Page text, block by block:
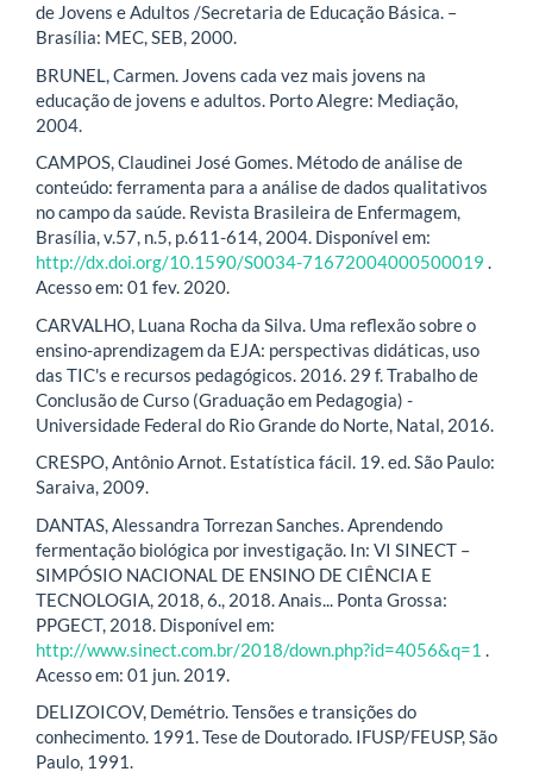
de Jovens e Adultos /Secretaria de Educação Básica. –
Brasília: MEC, SEB, 2000.
BRUNEL, Carmen. Jovens cada vez mais jovens na
educação de jovens e adultos. Porto Alegre: Mediação,
2004.
CAMPOS, Claudinei José Gomes. Método de análise de
conteúdo: ferramenta para a análise de dados qualitativos
no campo da saúde. Revista Brasileira de Enfermagem,
Brasília, v.57, n.5, p.611-614, 2004. Disponível em:
http://dx.doi.org/10.1590/S0034-71672004000500019 .
Acesso em: 01 fev. 2020.
CARVALHO, Luana Rocha da Silva. Uma reflexão sobre o
ensino-aprendizagem da EJA: perspectivas didáticas, uso
das TIC's e recursos pedagógicos. 2016. 29 f. Trabalho de
Conclusão de Curso (Graduação em Pedagogia) -
Universidade Federal do Rio Grande do Norte, Natal, 2016.
CRESPO, Antônio Arnot. Estatística fácil. 19. ed. São Paulo:
Saraiva, 2009.
DANTAS, Alessandra Torrezan Sanches. Aprendendo
fermentação biológica por investigação. In: VI SINECT –
SIMPÓSIO NACIONAL DE ENSINO DE CIÊNCIA E
TECNOLOGIA, 2018, 6., 2018. Anais... Ponta Grossa:
PPGECT, 2018. Disponível em:
http://www.sinect.com.br/2018/down.php?id=4056&q=1
Acesso em: 01 jun. 2019.
DELIZOICOV, Demétrio. Tensões e transições do
conhecimento. 1991. Tese de Doutorado. IFUSP/FEUSP, São
Paulo, 1991.